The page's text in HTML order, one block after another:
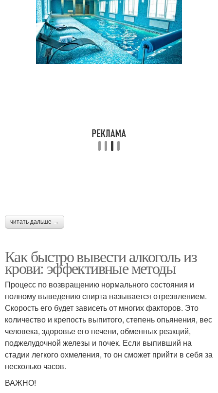
читать дальше →
Как быстро вывести алкоголь из
крови: эффективные методы
Процесс по возвращению нормального состояния и
полному выведению спирта называется отрезвлением.
Скорость его будет зависеть от многих факторов. Это
количество и крепость выпитого, степень опьянения, вес
человека, здоровье его печени, обменных реакций,
поджелудочной железы и почек. Если выпивший на
стадии легкого охмеления, то он сможет прийти в себя за
несколько часов.
ВАЖНО!